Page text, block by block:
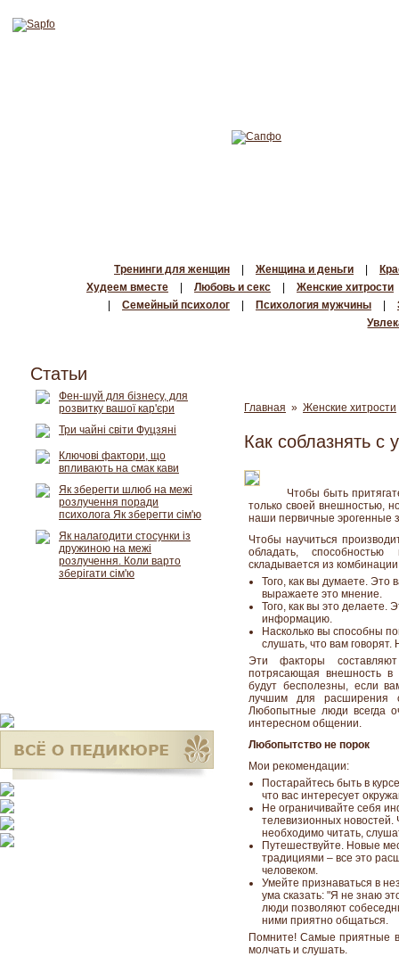
Тренинги для женщин Женщина и деньги
Худеем вместе
Любовь и секс
Женские хитрости
Семейный психолог Психология мужчины
Главная » Женские хитрости
Как соблазнять с
Чтобы быть
только своей внешностью,
наши первичные эрогенные
Чтобы научиться
обладать,
складывается из комбинации
Того, как вы думаете.
выражаете это мнение.
Того, как вы это делаете.
информацию.
Насколько вы способны
слушать, что вам
Эти факторы
потрясающая внешность в
будут бесполезны, если
лучшим для расширения
Любопытные люди всегда
интересном общении.
Любопытство не порок
Мои рекомендации:
Постарайтесь быть в
что вас интересует
Не ограничивайте себя
телевизионных новостей.
необходимо читать,
Путешествуйте. Новые
традициями – все это
человеком.
Умейте признаваться в
ума сказать: "Я не знаю
люди позволяют
ними приятно общаться.
Помните! Самые приятные
молчать и слушать.
Статьи
Фен-шуй для бізнесу, для
розвитку вашої кар'єри
Три чайні світи Фуцзяні
Ключові фактори, що
впливають на смак кави
Як зберегти шлюб на межі
розлучення поради
психолога Як зберегти сім'ю
Як налагодити стосунки із
дружиною на межі
розлучення. Коли варто
зберігати сім'ю